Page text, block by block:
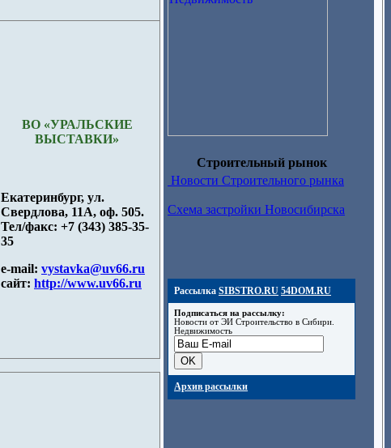
ВО «УРАЛЬСКИЕ
ВЫСТАВКИ»
Екатеринбург, ул.
Свердлова, 11А, оф. 505.
Тел/факс: +7 (343) 385-35-
35
e-mail: vystavka@uv66.ru
сайт: http://www.uv66.ru
Строительный рынок
Новости Строительного рынка
Схема застройки Новосибирска
Рассылка SIBSTRO.RU 54DOM.RU
Подписаться на рассылку:
Новости от ЭИ Строительство в Сибири.
Недвижимость
Архив рассылки